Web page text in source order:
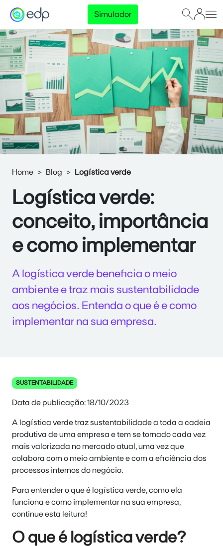
Simulador
Home Blog Logística verde
Logística verde:
conceito, importância
e como implementar
A logística verde beneficia o meio
ambiente e traz mais sustentabilidade
aos negócios. Entenda o que é e como
implementar na sua empresa.
SUSTENTABILIDADE
Data de publicação: 18/10/2023
A logística verde traz sustentabilidade a toda a cadeia
produtiva de uma empresa e tem se tornado cada vez
mais valorizada no mercado atual, uma vez que
colabora com o meio ambiente e com a eficiência dos
processos internos do negócio.
Para entender o que é logística verde, como ela
funciona e como implementar na sua empresa,
continue esta leitura!
O que é logística verde?